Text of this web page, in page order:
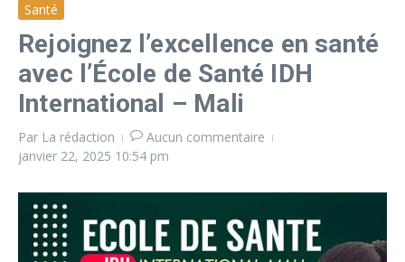
Santé
Rejoignez l’excellence en santé
avec l’École de Santé IDH
International – Mali
Par La rédaction
Aucun commentaire
janvier 22, 2025 10:54 pm